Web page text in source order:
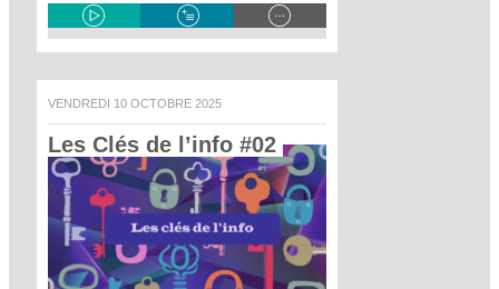
VENDREDI 10 OCTOBRE 2025
Les Clés de l’info #02